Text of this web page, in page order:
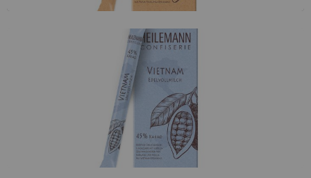
Vietnam Edelvollmilch 45 %
Eine kräftige Edelvollmilchschokolade mit einer subtilen
Karamell
und
Mokka
geröstetem Kakao-Aroma